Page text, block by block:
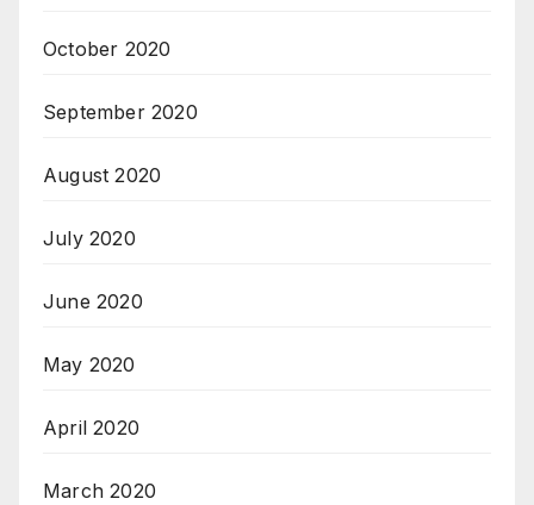
October 2020
September 2020
August 2020
July 2020
June 2020
May 2020
April 2020
March 2020